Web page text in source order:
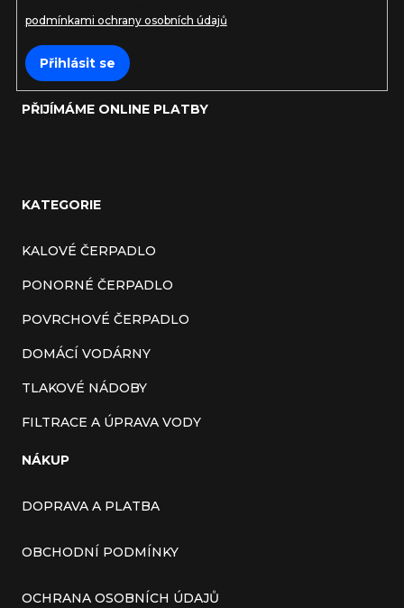
podmínkami ochrany osobních údajů
Přihlásit se
PŘIJÍMÁME ONLINE PLATBY
KATEGORIE
KALOVÉ ČERPADLO
PONORNÉ ČERPADLO
POVRCHOVÉ ČERPADLO
DOMÁCÍ VODÁRNY
TLAKOVÉ NÁDOBY
FILTRACE A ÚPRAVA VODY
NÁKUP
DOPRAVA A PLATBA
OBCHODNÍ PODMÍNKY
OCHRANA OSOBNÍCH ÚDAJŮ